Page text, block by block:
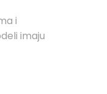
i
imaju